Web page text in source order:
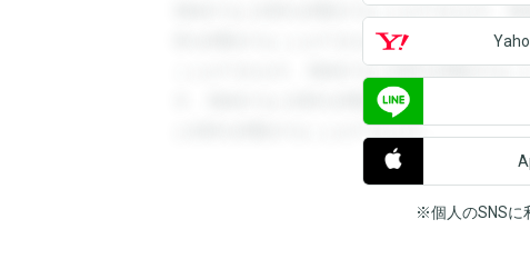
登録すると回答を閲覧することができます。
答を閲覧することができます。登録すると回
ことができます。登録すると回答を閲覧する
す。登録すると回答を閲覧することができま
と回答を閲覧することができます。
※個人のSNSに